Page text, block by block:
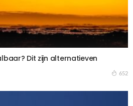
Dit zijn alternatieven
652